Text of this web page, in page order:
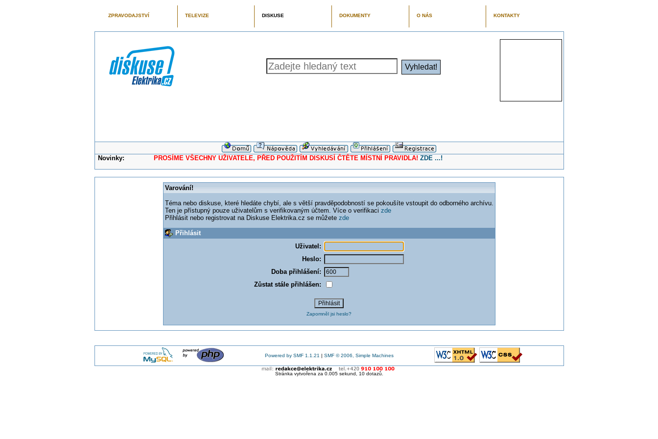
ZPRAVODAJSTVÍ TELEVIZE DISKUSE DOKUMENTY O NÁS KONTAKTY
Novinky: PROSÍME VŠECHNY UŽIVATELE, PŘED POUŽITÍM DISKUSÍ ČTĚTE MÍSTNÍ PRAVIDLA! ZDE ...!
Varování!
Téma nebo diskuse, které hledáte chybí, ale s větší pravděpodobností se pokoušíte vstoupit do odborného archívu.
Ten je přístupný pouze uživatelům s verifikovaným účtem. Více o verifikaci zde
Přihlásit nebo registrovat na Diskuse Elektrika.cz se můžete zde
Přihlásit
Uživatel:
Heslo:
Doba přihlášení:
Zůstat stále přihlášen:
Zapomněl jsi heslo?
Powered by SMF 1.1.21 | SMF © 2006, Simple Machines
Stránka vytvořena za 0.005 sekund, 10 dotazů.